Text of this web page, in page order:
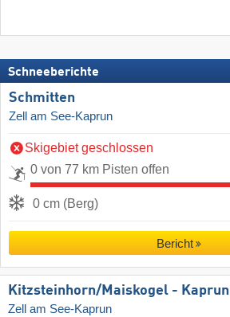
Schneeberichte
Schmitten
Zell am See-Kaprun
Skigebiet geschlossen
0 von 77 km Pisten offen
0 cm (Berg)
Bericht
Kitzsteinhorn/​Maiskogel - Kaprun
Zell am See-Kaprun